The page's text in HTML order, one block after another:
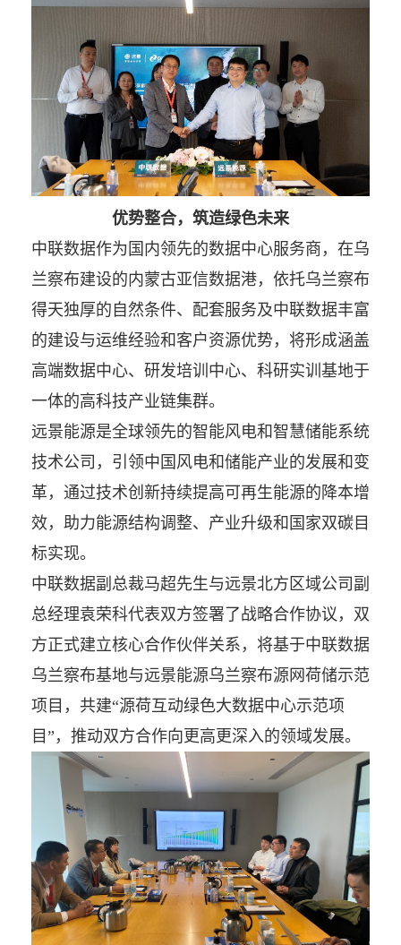
优势整合，筑造绿色未来
中联数据作为国内领先的数据中心服务商，在乌
兰察布建设的内蒙古亚信数据港，依托乌兰察布
得天独厚的自然条件、配套服务及中联数据丰富
的建设与运维经验和客户资源优势，将形成涵盖
高端数据中心、研发培训中心、科研实训基地于
一体的高科技产业链集群。
远景能源是全球领先的智能风电和智慧储能系统
技术公司，引领中国风电和储能产业的发展和变
革，通过技术创新持续提高可再生能源的降本增
效，助力能源结构调整、产业升级和国家双碳目
标实现。
中联数据副总裁马超先生与远景北方区域公司副
总经理袁荣科代表双方签署了战略合作协议，双
方正式建立核心合作伙伴关系，将基于中联数据
乌兰察布基地与远景能源乌兰察布源网荷储示范
项目，共建“源荷互动绿色大数据中心示范项
目”，推动双方合作向更高更深入的领域发展。